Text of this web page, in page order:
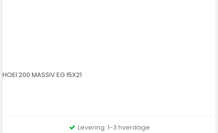
HOEI 200 MASSIV EG 15X21
Levering: 1-3 hverdage